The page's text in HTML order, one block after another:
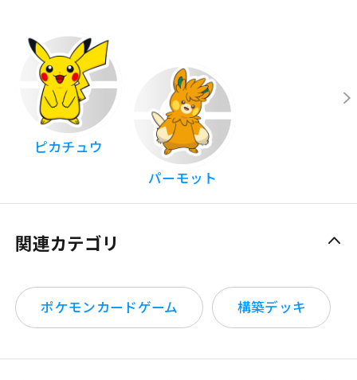
ピカチュウ
パーモット
関連カテゴリ
ポケモンカードゲーム 構築デッキ